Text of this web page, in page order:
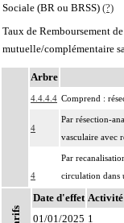
Sociale (BR ou BRSS) (?)
Taux de Remboursement
mutuelle/complémentaire
Arbre
4.4.4.4 Comprend :
4
Par résection-
vasculaire avec
4
Par
circulation dans
obstacle
Par
Date d'effet Activité
01/01/2025 1